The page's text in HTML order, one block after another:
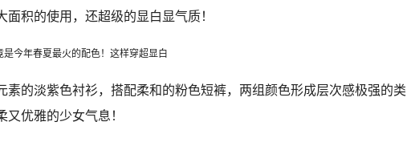
积的使用，还超级的显白显气质！
素的淡紫色衬衫，搭配柔和的粉色短裤，两组颜色形成层次感极强的类
优雅的少女气息！